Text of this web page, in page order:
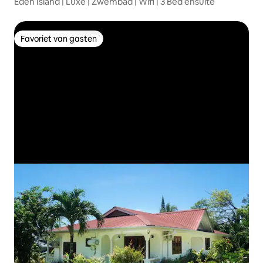
Favoriet van gasten
Favoriet van gasten